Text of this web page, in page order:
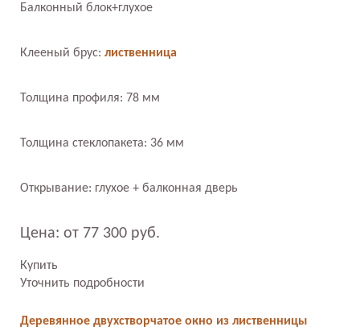
Балконный блок+глухое
Клееный брус: лиственница
Толщина профиля: 78 мм
Толщина стеклопакета: 36 мм
Открывание: глухое + балконная дверь
Цена: от 77 300 руб.
Купить
Уточнить подробности
Деревянное двухстворчатое окно из лиственницы